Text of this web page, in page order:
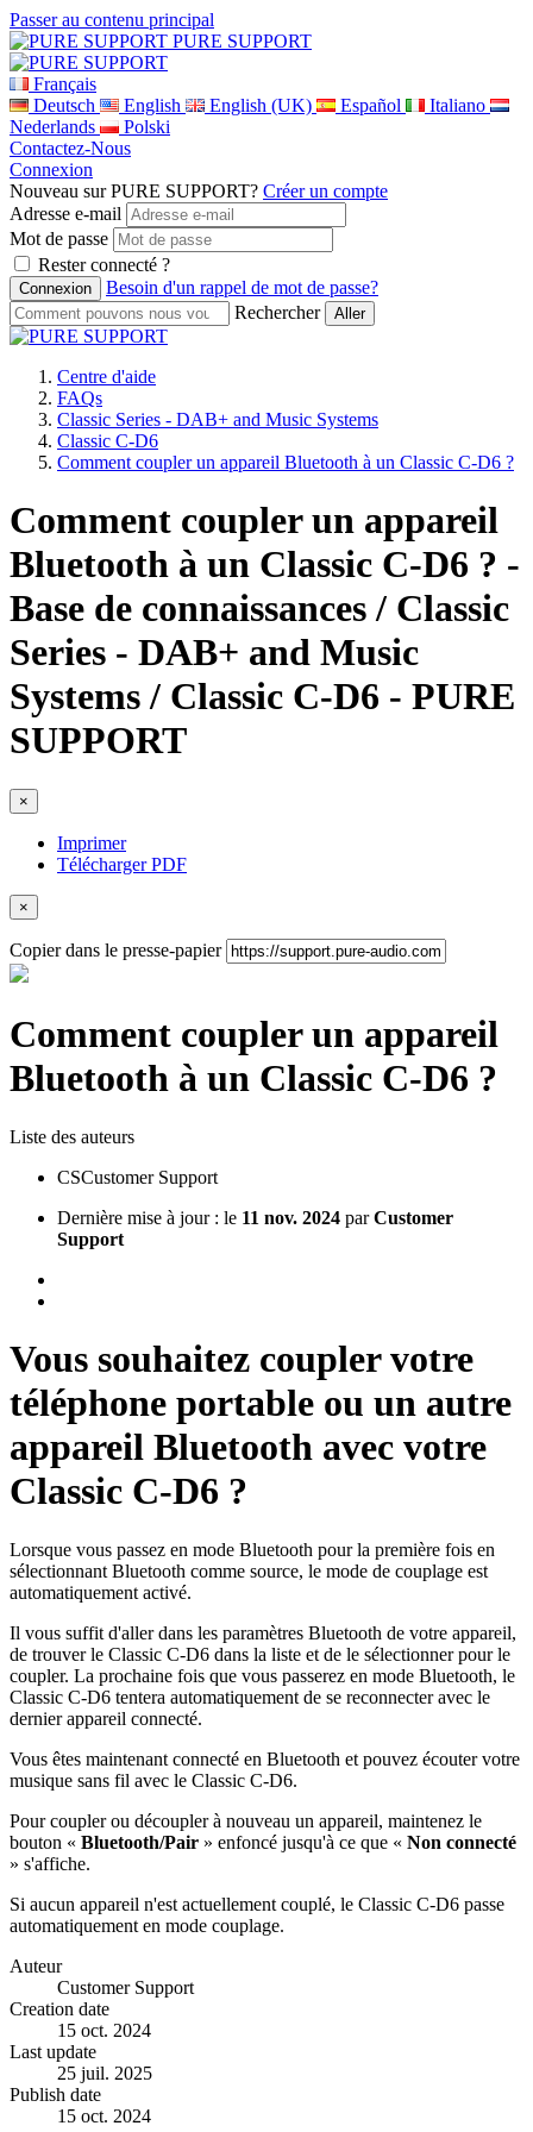
Passer au contenu principal
PURE SUPPORT
Français
Deutsch
English English (UK) Español
Italiano
Nederlands
Polski
Contactez-Nous
Connexion
Nouveau sur PURE SUPPORT? Créer un compte
Adresse e-mail
Mot de passe
Rester connecté ?
Besoin d'un rappel de mot de passe?
Rechercher
Centre d'aide
FAQs
Classic Series - DAB+ and Music Systems
Classic C-D6
Comment coupler un appareil Bluetooth à un Classic C-D6 ?
Comment coupler un appareil
Bluetooth à un Classic C-D6 ? -
Base de connaissances / Classic
Series - DAB+ and Music
Systems / Classic C-D6 - PURE
SUPPORT
×
Imprimer
Télécharger PDF
×
Copier dans le presse-papier
Comment coupler un appareil
Bluetooth à un Classic C-D6 ?
Liste des auteurs
CSCustomer Support
Dernière mise à jour : le 11 nov. 2024 parCustomer
Support
Vous souhaitez coupler votre
téléphone portable ou un autre
appareil Bluetooth avec votre
Classic C-D6 ?
Lorsque vous passez en mode Bluetooth pour la première fois en
sélectionnant Bluetooth comme source, le mode de couplage est
automatiquement activé.
Il vous suffit d'aller dans les paramètres Bluetooth de votre appareil,
de trouver le Classic C-D6 dans la liste et de le sélectionner pour le
coupler. La prochaine fois que vous passerez en mode Bluetooth, le
Classic C-D6 tentera automatiquement de se reconnecter avec le
dernier appareil connecté.
Vous êtes maintenant connecté en Bluetooth et pouvez écouter votre
musique sans fil avec le Classic C-D6.
Pour coupler ou découpler à nouveau un appareil, maintenez le
bouton « Bluetooth/Pair » enfoncé jusqu'à ce que « Non connecté
» s'affiche.
Si aucun appareil n'est actuellement couplé, le Classic C-D6 passe
automatiquement en mode couplage.
Auteur
Customer Support
Creation date
15 oct. 2024
Last update
25 juil. 2025
Publish date
15 oct. 2024